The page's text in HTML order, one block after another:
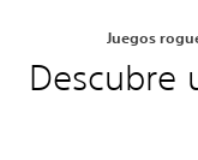
Juegos
Descubre